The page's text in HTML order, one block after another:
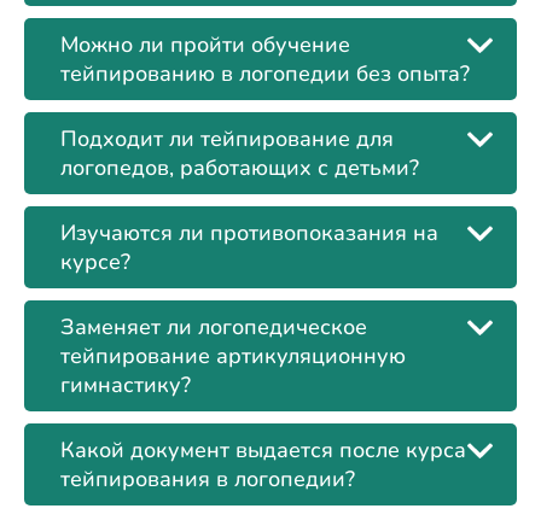
Можно ли пройти обучение
тейпированию в логопедии без опыта?
Подходит ли тейпирование для
логопедов, работающих с детьми?
Изучаются ли противопоказания на
курсе?
Заменяет ли логопедическое
тейпирование артикуляционную
гимнастику?
Какой документ выдается после курса
тейпирования в логопедии?